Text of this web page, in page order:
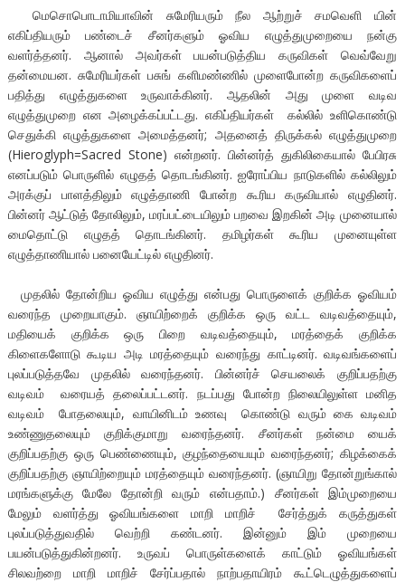
மெசொபொடாமியாவின் சுமேரியரும் நீல ஆற்றுச் சமவெளி யின்
எகிப்தியரும் பண்டைச் சீனர்களும் ஓவிய எழுத்துமுறையை நன்கு
வளர்த்தனர். ஆனால் அவர்கள் பயன்படுத்திய கருவிகள் வெவ்வேறு
தன்மையன. சுமேரியர்கள் பசுங் களிமண்ணில் முளைபோன்ற கருவிகளைப்
பதித்து எழுத்துகளை உருவாக்கினர். ஆதலின் அது முளை வடிவ
எழுத்துமுறை என அழைக்கப்பட்டது. எகிப்தியர்கள் கல்லில் உளிகொண்டு
செதுக்கி எழுத்துகளை அமைத்தனர்; அதனைத் திருக்கல் எழுத்துமுறை
(Hieroglyph=Sacred Stone) என்றனர். பின்னர்த் துகிலிகையால் பேபிரசு
எனப்படும் பொருளில் எழுதத் தொடங்கினர். ஐரோப்பிய நாடுகளில் கல்லிலும்
அரக்குப் பாளத்திலும் எழுத்தாணி போன்ற கூரிய கருவியால் எழுதினர்.
பின்னர் ஆட்டுத் தோலிலும், மரப்பட்டையிலும் பறவை இறகின் அடி முனையால்
மைதொட்டு எழுதத் தொடங்கினர். தமிழர்கள் கூரிய முனையுள்ள
எழுத்தாணியால் பனையேட்டில் எழுதினர்.
முதலில் தோன்றிய ஓவிய எழுத்து என்பது பொருளைக் குறிக்க ஓவியம்
வரைந்த முறையாகும். ஞாயிற்றைக் குறிக்க ஒரு வட்ட வடிவத்தையும்,
மதியைக் குறிக்க ஒரு பிறை வடிவத்தையும், மரத்தைக் குறிக்க
கிளைகளோடு கூடிய அடி மரத்தையும் வரைந்து காட்டினர். வடிவங்களைப்
புலப்படுத்தவே முதலில் வரைந்தனர். பின்னர்ச் செயலைக் குறிப்பதற்கு
வடிவம் வரையத் தலைப்பட்டனர். நடப்பது போன்ற நிலையிலுள்ள மனித
வடிவம் போதலையும், வாயினிடம் உணவு கொண்டு வரும் கை வடிவம்
உண்ணுதலையும் குறிக்குமாறு வரைந்தனர். சீனர்கள் நன்மை யைக்
குறிப்பதற்கு ஒரு பெண்ணையும், குழந்தையையும் வரைந்தனர்; கிழக்கைக்
குறிப்பதற்கு ஞாயிற்றையும் மரத்தையும் வரைந்தனர். (ஞாயிறு தோன்றுங்கால்
மரங்களுக்கு மேலே தோன்றி வரும் என்பதாம்.) சீனர்கள் இம்முறையை
மேலும் வளர்த்து ஓவியங்களை மாறி மாறிச் சேர்த்துக் கருத்துகள்
புலப்படுத்துவதில் வெற்றி கண்டனர். இன்னும் இம் முறையை
பயன்படுத்துகின்றனர். உருவப் பொருள்களைக் காட்டும் ஓவியங்கள்
சிலவற்றை மாறி மாறிச் சேர்ப்பதால் நாற்பதாயிரம் கூட்டெழுத்துகளைப்